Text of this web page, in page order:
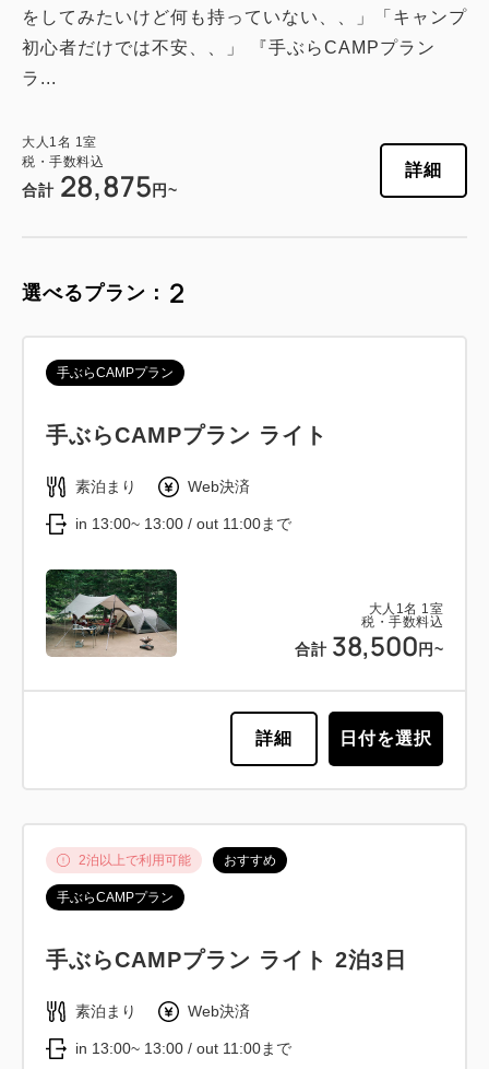
をしてみたいけど何も持っていない、、」「キャンプ
初心者だけでは不安、、」 『手ぶらCAMPプラン
ラ...
大人 1名 1室
税・手数料込
合計 28,875 円~
詳細
選べるプラン： 2
大人 1名 1室
税・手数料込
合計 38,500 円~
手ぶらCAMPプラン
手ぶらCAMPプラン ライト
素泊まり Web決済
in 13:00~ 13:00 / out 11:00まで
詳細 日付を選択
2泊以上で利用可能 おすすめ
手ぶらCAMPプラン
手ぶらCAMPプラン ライト 2泊3日
素泊まり Web決済
in 13:00~ 13:00 / out 11:00まで